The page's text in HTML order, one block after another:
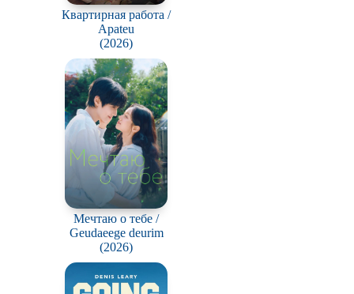
Квартирная работа /
Apateu
(2026)
Мечтаю о тебе /
Geudaeege deurim
(2026)